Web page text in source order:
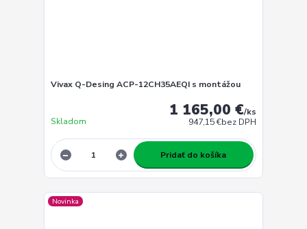
Vivax Q-Desing ACP-12CH35AEQI s montážou
1 165,00 €/ks
947,15 €bez DPH
Skladom
Pridať do košíka
Novinka